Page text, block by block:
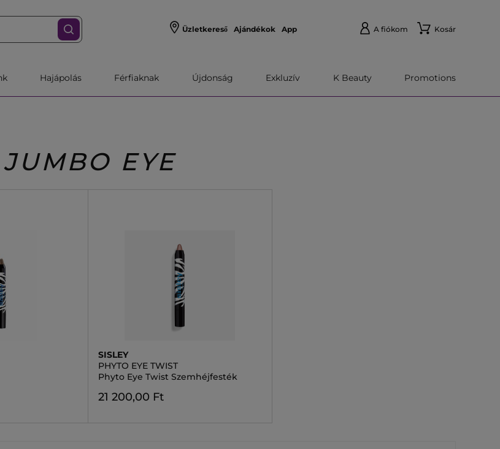
Üzletkereső Ajándékok App A fiókom Kosár
Hajápolás Férfiaknak Újdonság Exkluzív K Beauty Promotions
JUMBO EYE
SISLEY
PHYTO EYE TWIST
Phyto Eye Twist Szemhéjfesték
21 200,00 Ft